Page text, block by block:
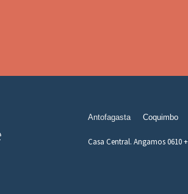
Antofagasta Coquimbo
Casa Central. Angamos 0610